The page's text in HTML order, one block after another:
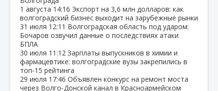
1 августа 14:16 Экспорт на 3,6 млн долларов: как
волгоградский бизнес выходит на зарубежные рынки
31 июля 12:11 Волгоградская область под ударом:
Бочаров озвучил данные о последствиях атаки
БПЛА
30 июля 11:12 Зарплаты выпускников в химии и
фармацевтике: волгоградские вузы закрепились в
топ‑15 рейтинга
29 июля 17:46 Объявлен конкурс на ремонт моста
через Волго‑Донской канал в Красноармейском